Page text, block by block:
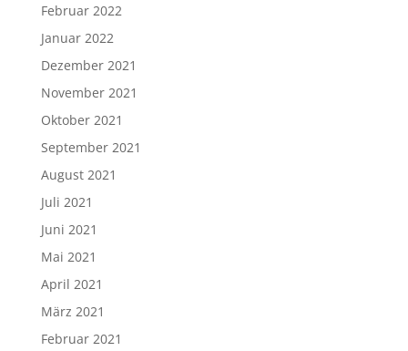
Februar 2022
Januar 2022
Dezember 2021
November 2021
Oktober 2021
September 2021
August 2021
Juli 2021
Juni 2021
Mai 2021
April 2021
März 2021
Februar 2021